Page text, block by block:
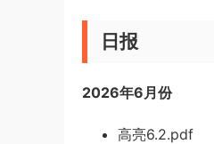
日报
2026年6月份
高亮6.2.pdf